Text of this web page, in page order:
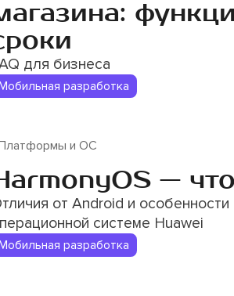
для бизнеса
разработка
и ОС
—
от Android и особенности
системе Huawei
разработка